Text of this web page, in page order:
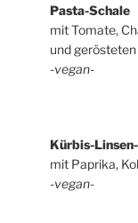
Pasta-Schale
mit Tomate,
und
-vegan-
Kürbis-
mit Paprika,
-vegan-